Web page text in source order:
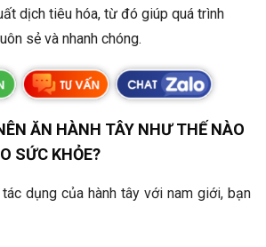
dịch tiêu hóa, từ đó giúp quá trình
sẻ và nhanh chóng.
ĂN HÀNH TÂY NHƯ THẾ NÀO
SỨC KHỎE?
dụng của hành tây với nam giới, bạn